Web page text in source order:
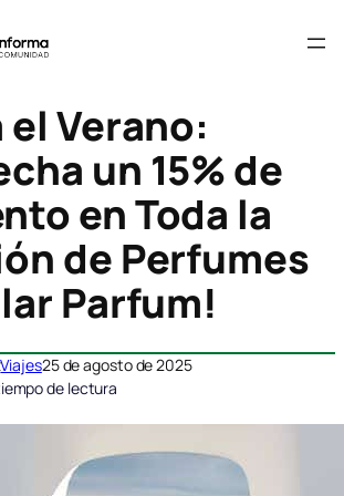
Verano:
un 15% de
en Toda la
de Perfumes
Parfum!
Viajes25 de agosto de 2025
de lectura